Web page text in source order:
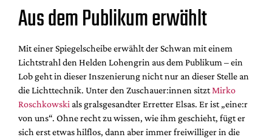
Aus dem Publikum erwählt
Mit einer Spiegelscheibe erwählt der Schwan mit einem
Lichtstrahl den Helden Lohengrin aus dem Publikum – ein
Lob geht in dieser Inszenierung nicht nur an dieser Stelle an
die Lichttechnik. Unter den Zuschauer:innen sitzt Mirko
Roschkowski als gralsgesandter Erretter Elsas. Er ist „eine:r
von uns“. Ohne recht zu wissen, wie ihm geschieht, fügt er
sich erst etwas hilflos, dann aber immer freiwilliger in die